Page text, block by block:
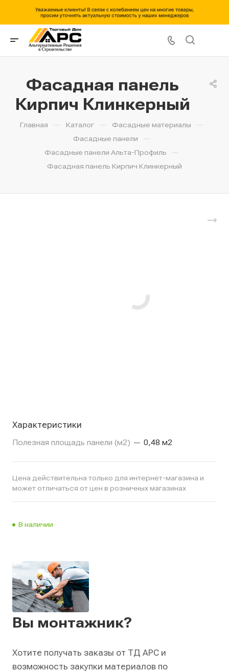
Фасадная панель
Кирпич Клинкерный
Главная — Каталог — Фасадные материалы —
Фасадные панели —
Фасадные панели Альта-Профиль —
Фасадная панель Кирпич Клинкерный
Характеристики
Полезная площадь панели (м2) — 0,48 м2
Цена действительна только для интернет-магазина и
может отличаться от цен в розничных магазинах
В наличии
Вы монтажник?
Хотите получать заказы от ТД АРС и
возможность закупки материалов по